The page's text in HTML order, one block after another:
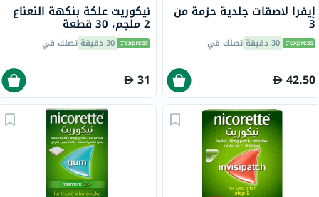
إيفرا لاصقات جلدية حزمة من
3
30 دقيقة تصلك في
42.50
نيكوريت علكة بنكهة النعناع
2 ملجم، 30 قطعة
30 دقيقة تصلك في
31